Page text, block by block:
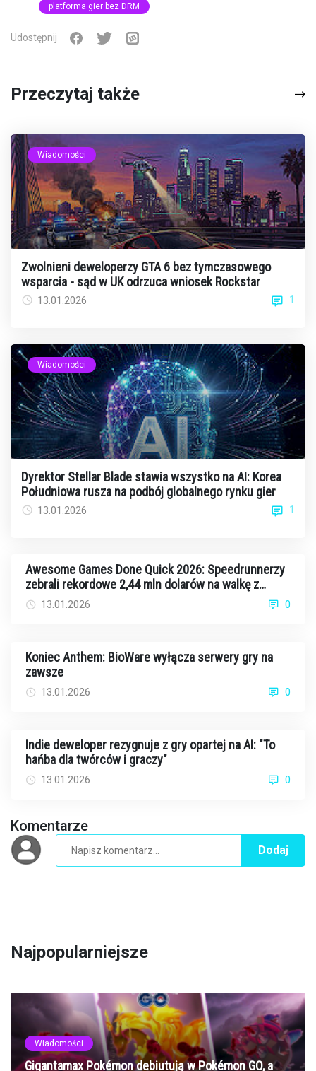
platforma gier bez DRM
Udostępnij
Przeczytaj także
Wiadomości
Zwolnieni deweloperzy GTA 6 bez tymczasowego
wsparcia - sąd w UK odrzuca wniosek Rockstar
13.01.2026 1
Wiadomości
Dyrektor Stellar Blade stawia wszystko na AI: Korea
Południowa rusza na podbój globalnego rynku gier
13.01.2026 1
Awesome Games Done Quick 2026: Speedrunnerzy
zebrali rekordowe 2,44 mln dolarów na walkę z
rakiem13.01.2026 0
Koniec Anthem: BioWare wyłącza serwery gry na
zawsze
13.01.2026 0
Indie deweloper rezygnuje z gry opartej na AI: "To
hańba dla twórców i graczy"
13.01.2026 0
Komentarze
Dodaj
Najpopularniejsze
Wiadomości
Gigantamax Pokémon debiutują w Pokémon GO, a